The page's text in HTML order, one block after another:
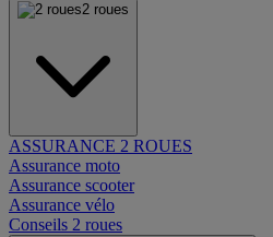
2 roues
ASSURANCE 2 ROUES
Assurance moto
Assurance scooter
Assurance vélo
Conseils 2 roues